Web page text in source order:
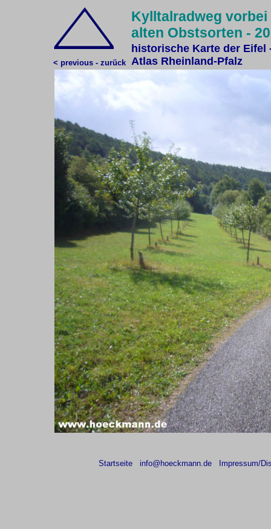
Kylltalradweg
alten Obstsorten -
historische Karte der Eifel
Atlas Rheinland-Pfalz
< previous - zurück
Startseite info@hoeckmann.de Impressum/